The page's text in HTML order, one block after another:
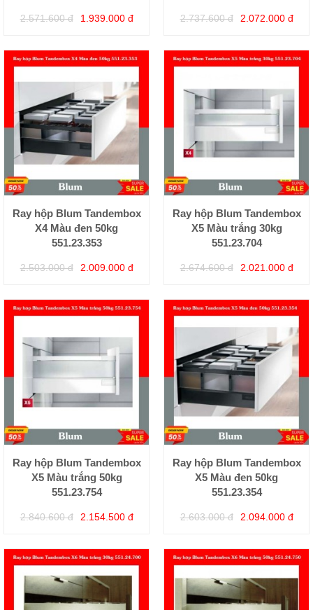
2.571.600 đ 1.939.000 đ 2.737.600 đ 2.072.000 đ
Ray hộp Blum Tandembox
X4 Màu đen 50kg
551.23.353
2.503.000 đ 2.009.000 đ
Ray hộp Blum Tandembox
X5 Màu trắng 30kg
551.23.704
2.674.600 đ 2.021.000 đ
Ray hộp Blum Tandembox
X5 Màu trắng 50kg
551.23.754
2.840.600 đ 2.154.500 đ
Ray hộp Blum Tandembox
X5 Màu đen 50kg
551.23.354
2.603.000 đ 2.094.000 đ